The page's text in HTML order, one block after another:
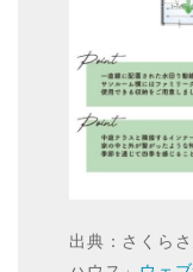
出典：さくら